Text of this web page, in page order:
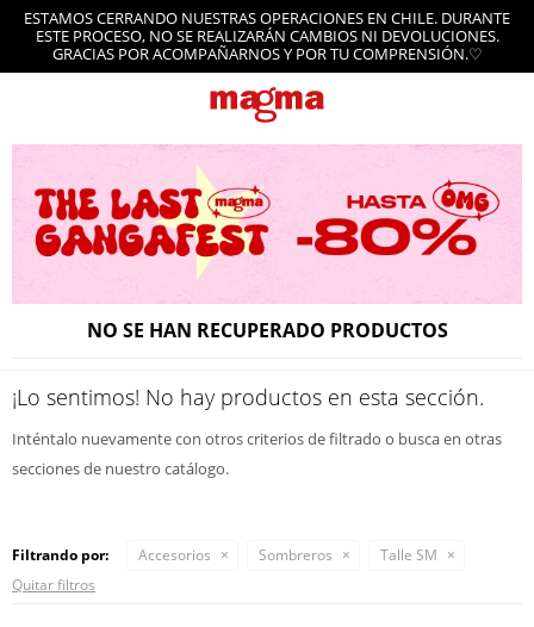
ESTAMOS CERRANDO NUESTRAS OPERACIONES EN CHILE. DURANTE
ESTE PROCESO, NO SE REALIZARÁN CAMBIOS NI DEVOLUCIONES.
GRACIAS POR ACOMPAÑARNOS Y POR TU COMPRENSIÓN.♡
NO SE HAN RECUPERADO PRODUCTOS
¡Lo sentimos! No hay productos en esta sección.
Inténtalo nuevamente con otros criterios de filtrado o busca en otras
secciones de nuestro catálogo.
Filtrando por: Accesorios Sombreros
Talle SM
Quitar filtros